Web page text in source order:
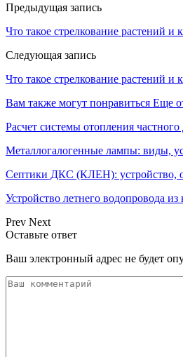
Предыдущая запись
Что такое стрелкование растений и
Следующая запись
Что такое стрелкование растений и
Вам также могут понравиться Еще
Расчет системы отопления
Металлогалогенные лампы: виды,
Септики ДКС (КЛЕН): устройство,
Устройство летнего водопровода
Prev Next
Оставьте ответ
Ваш электронный адрес не будет